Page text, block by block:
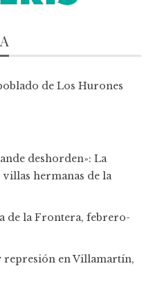
de Los Hurones
deshorden»: La
hermanas de la
de la Frontera, febrero-
represión en Villamartín,